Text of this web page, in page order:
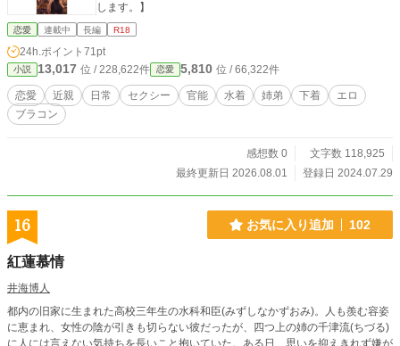
します。】
恋愛 連載中 長編 R18
24h.ポイント 71pt
小説 13,017 位 / 228,622件 恋愛 5,810 位 / 66,322件
恋愛 近親 日常 セクシー 官能 水着 姉弟 下着
エロ
ブラコン
感想数 0
文字数 118,925
最終更新日 2026.08.01
登録日 2024.07.29
16 お気に入り追加 102
紅蓮慕情
井海博人
都内の旧家に生まれた高校三年生の水科和臣(みずしなかずおみ)。人も羨む容姿
に恵まれ、女性の陰が引きも切らない彼だったが、四つ上の姉の千津流(ちづる)
に人には言えない気持ちを長いこと抱いていた。ある日、思いを抑えきれず嫌が